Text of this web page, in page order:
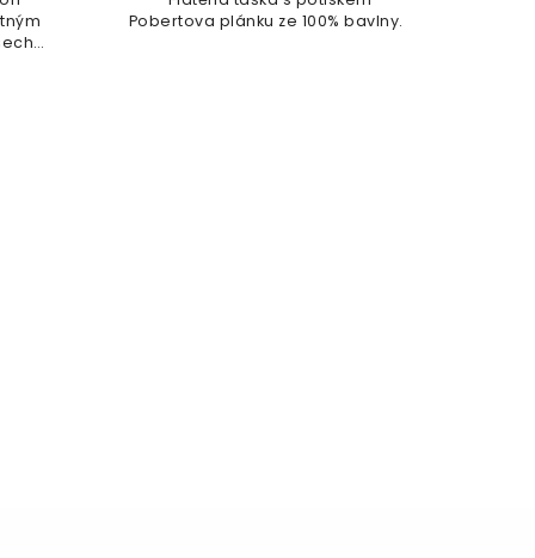
Pobertova plánku ze 100% bavlny.